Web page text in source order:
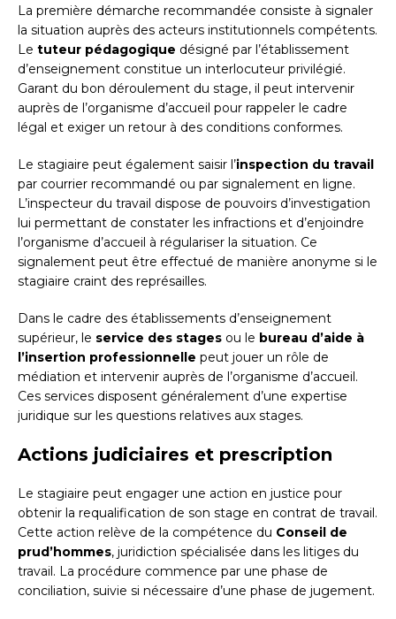
La première démarche recommandée consiste à signaler
la situation auprès des acteurs institutionnels compétents.
Le tuteur pédagogique désigné par l’établissement
d’enseignement constitue un interlocuteur privilégié.
Garant du bon déroulement du stage, il peut intervenir
auprès de l’organisme d’accueil pour rappeler le cadre
légal et exiger un retour à des conditions conformes.
Le stagiaire peut également saisir l’inspection du travail
par courrier recommandé ou par signalement en ligne.
L’inspecteur du travail dispose de pouvoirs d’investigation
lui permettant de constater les infractions et d’enjoindre
l’organisme d’accueil à régulariser la situation. Ce
signalement peut être effectué de manière anonyme si le
stagiaire craint des représailles.
Dans le cadre des établissements d’enseignement
supérieur, le service des stages ou le bureau d’aide à
l’insertion professionnelle peut jouer un rôle de
médiation et intervenir auprès de l’organisme d’accueil.
Ces services disposent généralement d’une expertise
juridique sur les questions relatives aux stages.
Actions judiciaires et prescription
Le stagiaire peut engager une action en justice pour
obtenir la requalification de son stage en contrat de travail.
Cette action relève de la compétence du Conseil de
prud’hommes, juridiction spécialisée dans les litiges du
travail. La procédure commence par une phase de
conciliation, suivie si nécessaire d’une phase de jugement.